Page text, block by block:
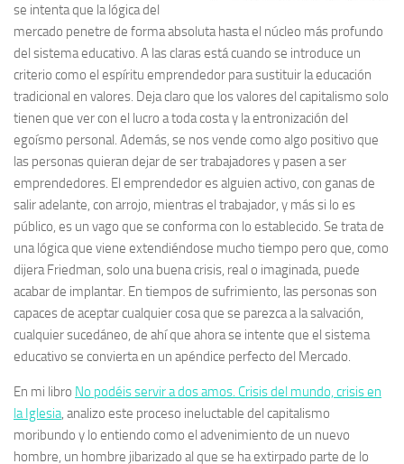
se intenta que la lógica del
mercado penetre de forma absoluta hasta el núcleo más profundo
del sistema educativo. A las claras está cuando se introduce un
criterio como el espíritu emprendedor para sustituir la educación
tradicional en valores. Deja claro que los valores del capitalismo solo
tienen que ver con el lucro a toda costa y la entronización del
egoísmo personal. Además, se nos vende como algo positivo que
las personas quieran dejar de ser trabajadores y pasen a ser
emprendedores. El emprendedor es alguien activo, con ganas de
salir adelante, con arrojo, mientras el trabajador, y más si lo es
público, es un vago que se conforma con lo establecido. Se trata de
una lógica que viene extendiéndose mucho tiempo pero que, como
dijera Friedman, solo una buena crisis, real o imaginada, puede
acabar de implantar. En tiempos de sufrimiento, las personas son
capaces de aceptar cualquier cosa que se parezca a la salvación,
cualquier sucedáneo, de ahí que ahora se intente que el sistema
educativo se convierta en un apéndice perfecto del Mercado.
En mi libro No podéis servir a dos amos. Crisis del mundo, crisis en
la Iglesia, analizo este proceso ineluctable del capitalismo
moribundo y lo entiendo como el advenimiento de un nuevo
hombre, un hombre jibarizado al que se ha extirpado parte de lo